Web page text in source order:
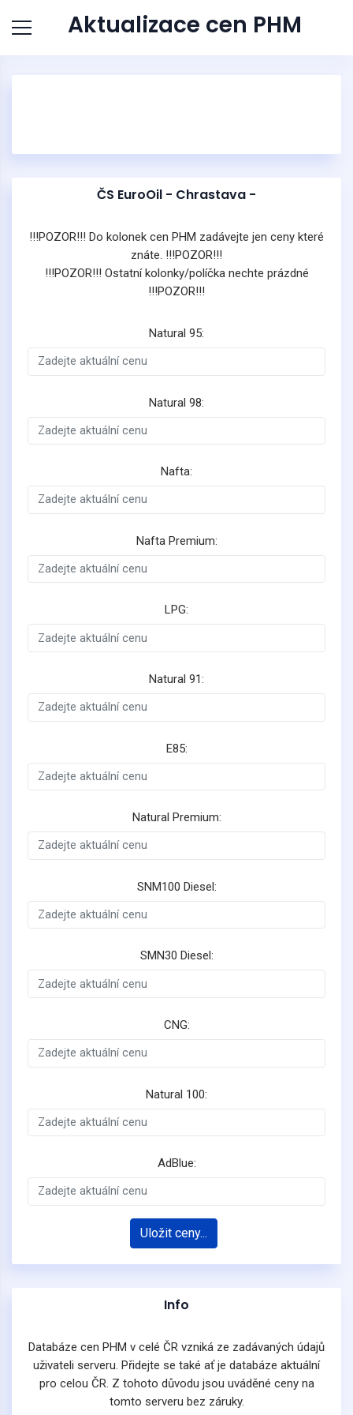
Aktualizace cen PHM
ČS EuroOil - Chrastava -
!!!POZOR!!! Do kolonek cen PHM zadávejte jen ceny které
znáte. !!!POZOR!!!
!!!POZOR!!! Ostatní kolonky/políčka nechte prázdné
!!!POZOR!!!
Natural 95:
Natural 98:
Nafta:
Nafta Premium:
LPG:
Natural 91:
E85:
Natural Premium:
SNM100 Diesel:
SMN30 Diesel:
CNG:
Natural 100:
AdBlue:
Uložit ceny...
Info
Databáze cen PHM v celé ČR vzniká ze zadávaných údajů
uživateli serveru. Přidejte se také ať je databáze aktuální
pro celou ČR. Z tohoto důvodu jsou uváděné ceny na
tomto serveru bez záruky.